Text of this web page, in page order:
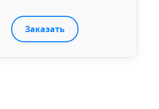
Заказать